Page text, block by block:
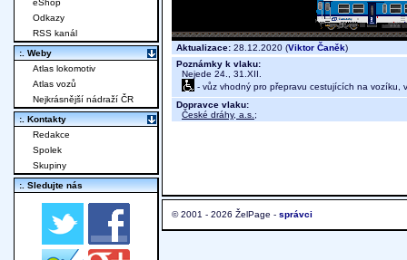
Aktualizace: 28.12.2020 (Viktor Čaněk)
Poznámky k vlaku:
Nejede 24., 31.XII.
- vůz vhodný pro přepravu cestujících na vozíku,
Dopravce vlaku:
České dráhy, a.s. ;
© 2001 - 2026 ŽelPage - správci
eShop
Odkazy
RSS kanál
:. Weby
Atlas lokomotiv
Atlas vozů
Nejkrásnější nádraží ČR
:. Kontakty
Redakce
Spolek
Skupiny
:. Sledujte nás